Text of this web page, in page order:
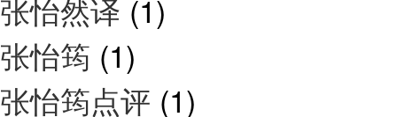
张怡然译 (1)
张怡筠 (1)
张怡筠点评 (1)